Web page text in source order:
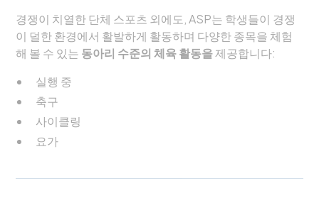
경쟁이 치열한 단체 스포츠 외에도, ASP는 학생들이 경쟁
이 덜한 환경에서 활발하게 활동하며 다양한 종목을 체험
해 볼 수 있는 동아리 수준의 체육 활동을제공합니다:
실행 중
축구
사이클링
요가